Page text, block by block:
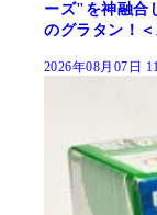
ーズ"を神融合
のグラタン！
2026年08月07日